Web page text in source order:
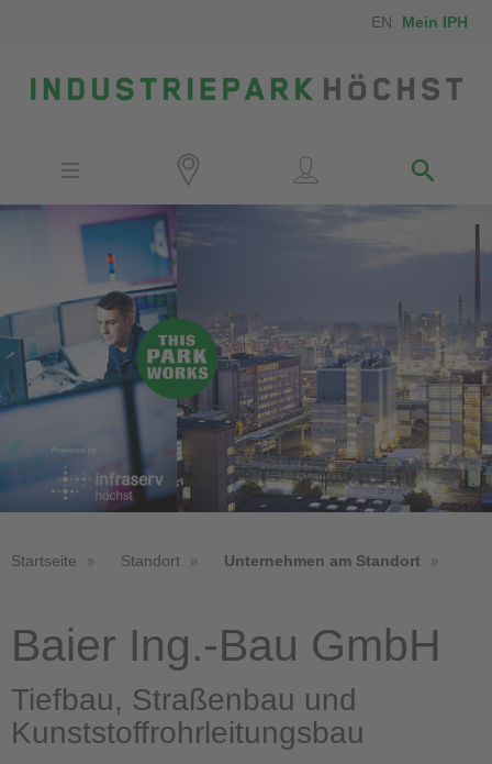
EN Mein IPH
IPH-Mitarbeiter
Kontakt
Anfahrt
Startseite Standort Unternehmen am Standort
Baier Ing.-Bau GmbH
Tiefbau, Straßenbau und
Kunststoffrohrleitungsbau